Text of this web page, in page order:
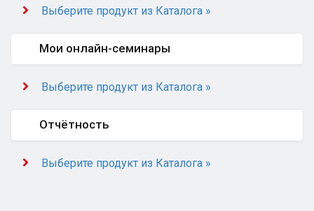
Выберите продукт из Каталога »
Мои онлайн-семинары
Выберите продукт из Каталога »
Отчётность
Выберите продукт из Каталога »